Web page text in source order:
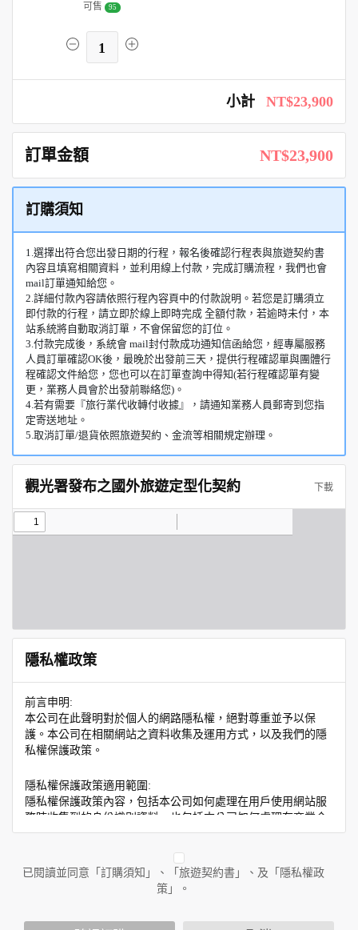
可售 95
1
小計 NT$23,900
訂單金額 NT$23,900
訂購須知
1.選擇出符合您出發日期的行程，報名後確認行程表與旅遊契約書
內容且填寫相關資料，並利用線上付款，完成訂購流程，我們也會
mail訂單通知給您。
2.詳細付款內容請依照行程內容頁中的付款說明。若您是訂購須立
即付款的行程，請立即於線上即時完成 全額付款，若逾時未付，本
站系統將自動取消訂單，不會保留您的訂位。
3.付款完成後，系統會 mail封付款成功通知信函給您，經專屬服務
人員訂單確認OK後，最晚於出發前三天，提供行程確認單與團體行
程確認文件給您，您也可以在訂單查詢中得知(若行程確認單有變
更，業務人員會於出發前聯絡您)。
4.若有需要『旅行業代收轉付收據』，請通知業務人員郵寄到您指
定寄送地址。
5.取消訂單/退貨依照旅遊契約、金流等相關規定辦理。
觀光署發布之國外旅遊定型化契約 下載
隱私權政策
前言申明:
本公司在此聲明對於個人的網路隱私權，絕對尊重並予以保
護。本公司在相關網站之資料收集及運用方式，以及我們的隱
私權保護政策。
隱私權保護政策適用範圍:
隱私權保護政策內容，包括本公司如何處理在用戶使用網站服
務時收集到的身份識別資料，也包括本公司如何處理在商業合
作與本公司合作時分享的任何身份識別資料。隱私權保護政策
人員。例如您透過本公司旗下網站上的廣告廠商連結，這些置
放連結的廠商也可能蒐集您個人的資料。對於您主動提供的個
人資訊，這些廣告廠商或連結網站有其個別的隱私權保護政
已閱讀並同意「訂購須知」、「旅遊契約書」、及「隱私權政
策」。